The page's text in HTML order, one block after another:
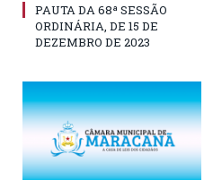
PAUTA DA 68ª SESSÃO
ORDINÁRIA, DE 15 DE
DEZEMBRO DE 2023